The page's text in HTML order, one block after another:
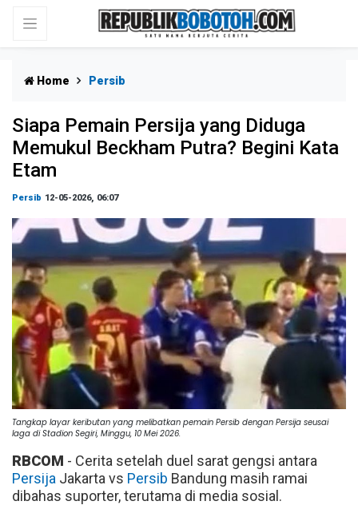
Home Persib
Siapa Pemain Persija yang Diduga
Memukul Beckham Putra? Begini Kata
Etam
Persib 12-05-2026, 06:07
Tangkap layar keributan yang melibatkan pemain Persib dengan Persija seusai
laga di Stadion Segiri, Minggu, 10 Mei 2026.
RBCOM - Cerita setelah duel sarat gengsi antara
Persija Jakarta vs Persib Bandung masih ramai
dibahas suporter, terutama di media sosial.